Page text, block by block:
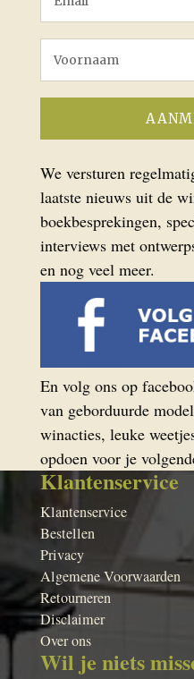
We versturen
laatste nieuws uit de
boekbesprekingen,
interviews met
en nog veel meer.
En volg ons op
van geborduurde
winacties, leuke
opdoen voor je
Klantenservice
Klantenservice
Bestellen
Privacy
Algemene Voorwaarden
Retourneren
Disclaimer
Over ons
Wil je niets